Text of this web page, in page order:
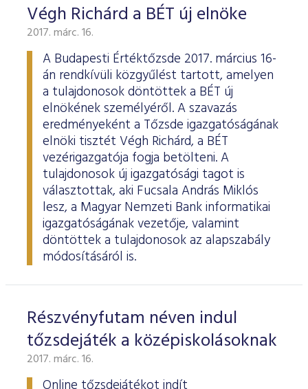
Végh Richárd a BÉT új elnöke
2017. márc. 16.
A Budapesti Értéktőzsde 2017. március 16-
án rendkívüli közgyűlést tartott, amelyen
a tulajdonosok döntöttek a BÉT új
elnökének személyéről. A szavazás
eredményeként a Tőzsde igazgatóságának
elnöki tisztét Végh Richárd, a BÉT
vezérigazgatója fogja betölteni. A
tulajdonosok új igazgatósági tagot is
választottak, aki Fucsala András Miklós
lesz, a Magyar Nemzeti Bank informatikai
igazgatóságának vezetője, valamint
döntöttek a tulajdonosok az alapszabály
módosításáról is.
Részvényfutam néven indul
tőzsdejáték a középiskolásoknak
2017. márc. 16.